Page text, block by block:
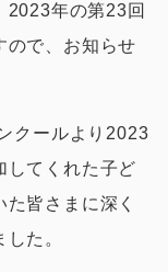
2023年の第23回
ので、お知らせ
クールより2023
してくれた子ど
皆さまに深く
た。